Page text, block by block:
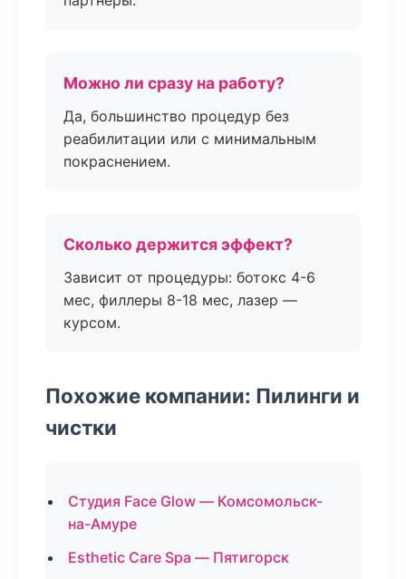
Можно ли сразу на работу?
Да, большинство процедур без
реабилитации или с минимальным
покраснением.
Сколько держится эффект?
Зависит от процедуры: ботокс 4-6
мес, филлеры 8-18 мес, лазер —
курсом.
Похожие компании: Пилинги и
чистки
Студия Face Glow — Комсомольск-
на-Амуре
Esthetic Care Spa — Пятигорск